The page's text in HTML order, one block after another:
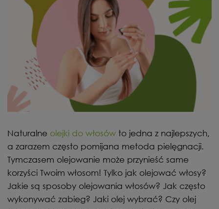
Naturalne olejki do włosów to jedna z najlepszych,
a zarazem często pomijana metoda pielęgnacji.
Tymczasem olejowanie może przynieść same
korzyści Twoim włosom! Tylko jak olejować włosy?
Jakie są sposoby olejowania włosów? Jak często
wykonywać zabieg? Jaki olej wybrać? Czy olej